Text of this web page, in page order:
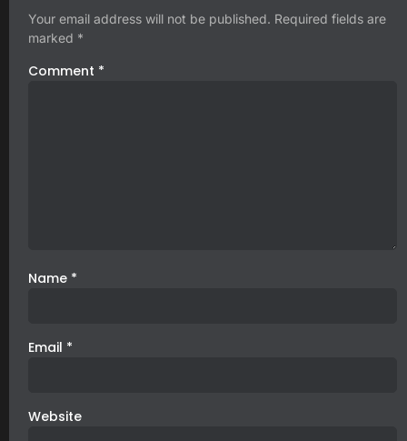
Your email address will not be published. Required fields are
marked *
Comment *
Name *
Email *
Website